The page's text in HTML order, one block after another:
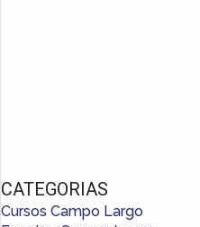
CATEGORIAS
Cursos Campo Largo